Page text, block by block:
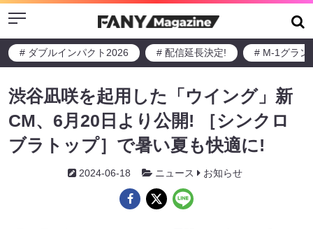
Menu
# ダブルインパクト2026 # 配信延長決定! # M-1グラン
渋谷凪咲を起用した「ウイング」新
CM、6月20日より公開! ［シンクロ
ブラトップ］で暑い夏も快適に!
2024-06-18 ニュース お知らせ